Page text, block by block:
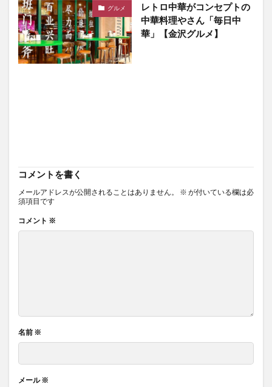
グルメ
レトロ中華がコンセプトの
中華料理やさん「毎日中
華」【金沢グルメ】
コメントを書く
メールアドレスが公開されることはありません。 ※ が付いている欄は必
須項目です
コメント ※
名前 ※
メール※